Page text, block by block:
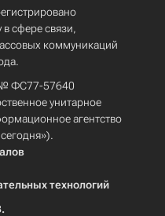
сфере связи,
коммуникаций
№ ФС77-57640
унитарное
агентство
технологий